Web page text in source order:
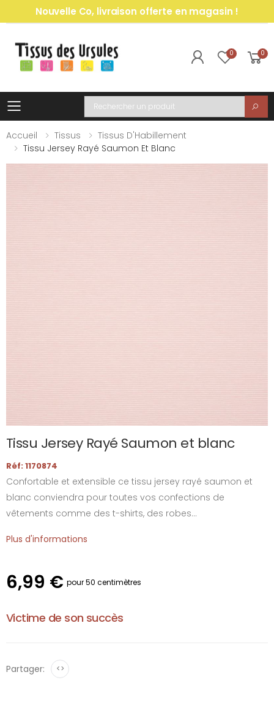
Nouvelle Co, livraison offerte en magasin !
0 0
Toggle mobile menu
Recherche
Accueil
Tissus
Tissus D'Habillement
Tissu Jersey Rayé Saumon Et Blanc
Tissu Jersey Rayé Saumon et blanc
Réf: 1170874
Confortable et extensible ce tissu jersey rayé saumon et
blanc conviendra pour toutes vos confections de
vêtements comme des t-shirts, des robes...
Plus d'informations
6,99 € pour 50 centimètres
Victime de son succès
Partager: <>